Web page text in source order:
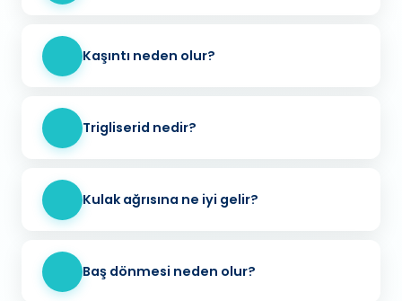
Kaşıntı neden olur?
Trigliserid nedir?
Kulak ağrısına ne iyi gelir?
Baş dönmesi neden olur?